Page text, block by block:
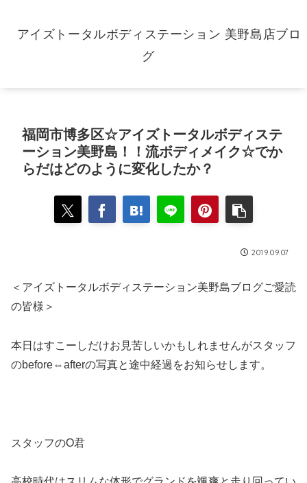
アイズトータルボディステーション 美野島店ブロ
グ
福岡市博多区☆アイズトータルボディステ
ーション美野島！！流ボディメイク☆でか
らだはどのように変化したか？
2019.09.07
＜アイズトータルボディステーション美野島ブログご愛読
の皆様＞
本日はすこーしだけお見苦しいかもしれませんがスタッフ
のbefore⇔afterの写真と途中経過をお知らせします。
スタッフのO君